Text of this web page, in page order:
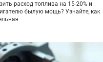
расход топлива на 15-20% и
былую мощь? Узнайте, как